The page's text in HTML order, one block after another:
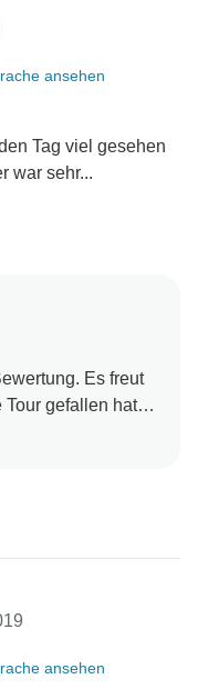
ansehen
Tag viel gesehen
war sehr...
Es freut
Tour gefallen hat
hat. Wir
Hotel-
haben. Wir
und hoffen, Sie
Zukunft
ansehen